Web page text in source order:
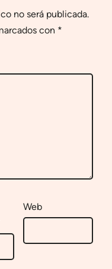
no será publicada.
con *
Web